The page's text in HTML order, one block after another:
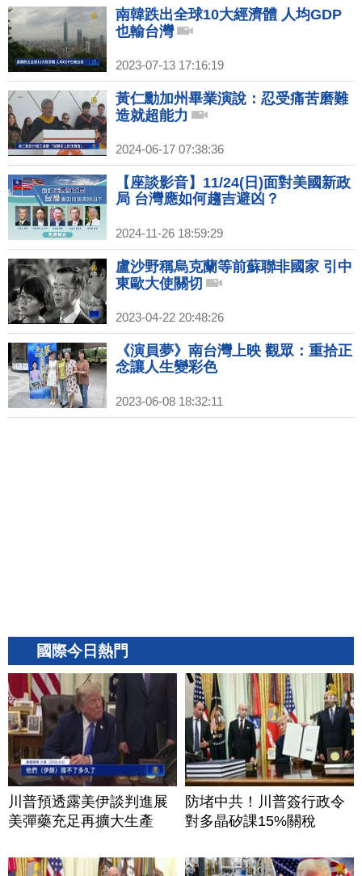
南韓跌出全球10大經濟體 人均GDP
也輸台灣
2023-07-13 17:16:19
黃仁勳加州畢業演說：忍受痛苦磨難
造就超能力
2024-06-17 07:38:36
【座談影音】11/24(日)面對美國新政
局 台灣應如何趨吉避凶？
2024-11-26 18:59:29
盧沙野稱烏克蘭等前蘇聯非國家 引中
東歐大使關切
2023-04-22 20:48:26
《演員夢》南台灣上映 觀眾：重拾正
念讓人生變彩色
2023-06-08 18:32:11
國際今日熱門
川普預透露美伊談判進展
美彈藥充足再擴大生產
防堵中共！川普簽行政令
對多晶矽課15%關稅